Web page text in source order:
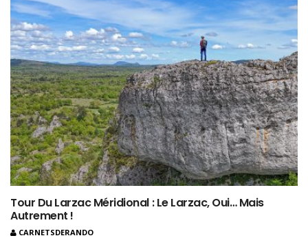
Tour Du Larzac Méridional : Le Larzac, Oui… Mais
Autrement !
CARNETSDERANDO